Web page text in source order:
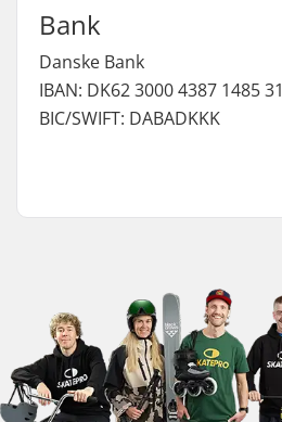
Bank
Danske Bank
IBAN: DK62 3000 4387 1485 31
BIC/SWIFT: DABADKKK